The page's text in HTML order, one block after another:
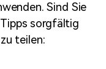
Sind Sie
sorgfältig
teilen: